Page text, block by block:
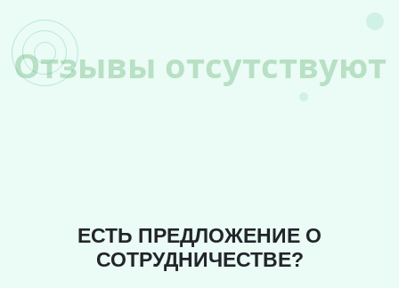
Отзывы отсутствуют
ЕСТЬ ПРЕДЛОЖЕНИЕ О
СОТРУДНИЧЕСТВЕ?